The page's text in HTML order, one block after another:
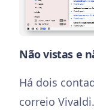
Não vistas e
Há dois
correio